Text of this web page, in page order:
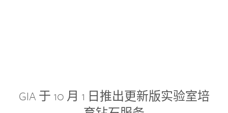
GIA 于 10 月 1 日推出更新版实验室培